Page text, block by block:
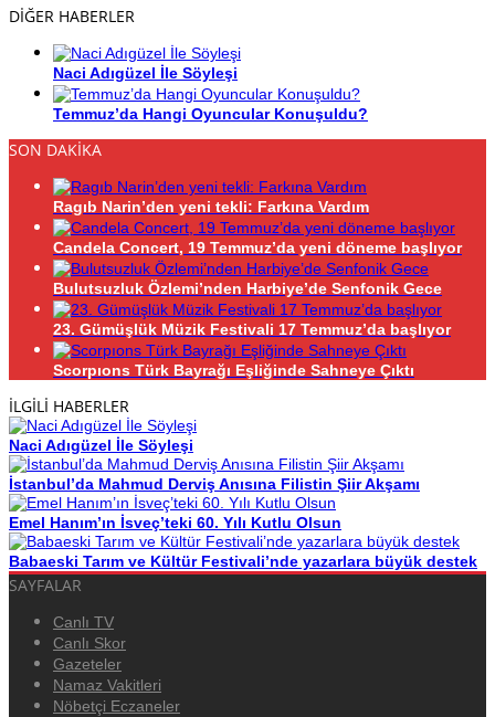
DİĞER HABERLER
Naci Adıgüzel İle Söyleşi
Temmuz’da Hangi Oyuncular Konuşuldu?
SON DAKİKA
Ragıb Narin’den yeni tekli: Farkına Vardım
Candela Concert, 19 Temmuz’da yeni döneme başlıyor
Bulutsuzluk Özlemi’nden Harbiye’de Senfonik Gece
23. Gümüşlük Müzik Festivali 17 Temmuz’da başlıyor
Scorpıons Türk Bayrağı Eşliğinde Sahneye Çıktı
İLGİLİ HABERLER
Naci Adıgüzel İle Söyleşi
İstanbul’da Mahmud Derviş Anısına Filistin Şiir Akşamı
Emel Hanım’ın İsveç’teki 60. Yılı Kutlu Olsun
Babaeski Tarım ve Kültür Festivali’nde yazarlara büyük destek
SAYFALAR
Canlı TV
Canlı Skor
Gazeteler
Namaz Vakitleri
Nöbetçi Eczaneler